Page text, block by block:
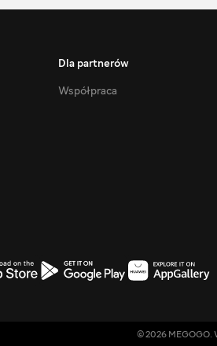
Dla partnerów
Współpraca
© 2026 MEGOGO.